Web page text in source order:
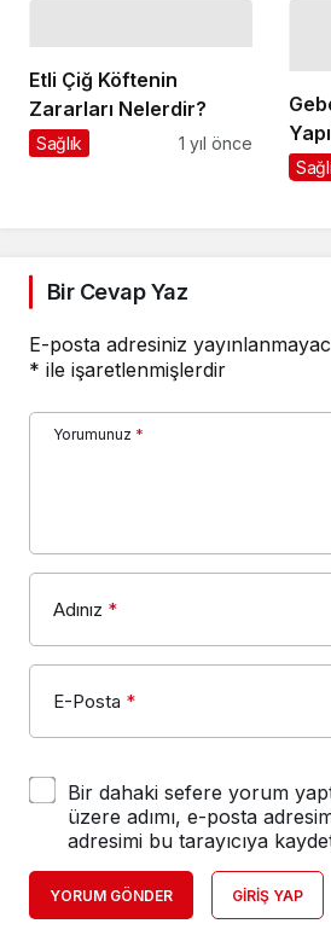
Etli Çiğ Köftenin
Zararları Nelerdir?
Sağlık 1 yıl önce
Bir Cevap Yaz
E-posta adresiniz
* ile işaretlenmişlerdir
Yorumunuz *
Adınız *
E-Posta *
Bir dahaki sefere yorum
üzere adımı, e-posta
adresimi bu tarayıcıya
YORUM GÖNDER GIRIŞ YAP